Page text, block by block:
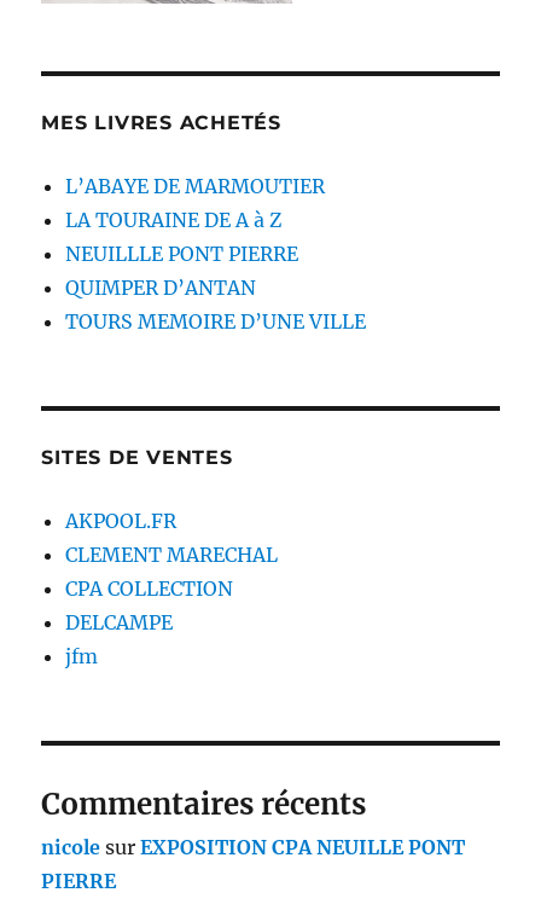
MES LIVRES ACHETÉS
L’ABAYE DE MARMOUTIER
LA TOURAINE DE A à Z
NEUILLLE PONT PIERRE
QUIMPER D’ANTAN
TOURS MEMOIRE D’UNE VILLE
SITES DE VENTES
AKPOOL.FR
CLEMENT MARECHAL
CPA COLLECTION
DELCAMPE
jfm
Commentaires récents
nicole surEXPOSITION CPA NEUILLE PONT
PIERRE